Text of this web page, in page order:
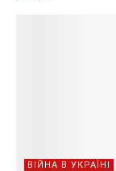
ВІЙНА В УКРАЇНІ